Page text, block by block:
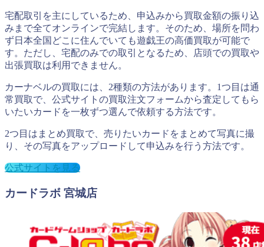
宅配取引を主にしているため、申込みから買取金額の振り込
みまで全てオンラインで完結します。そのため、場所を問わ
ず日本全国どこに住んでいても遊戯王の高価買取が可能で
す。ただし、宅配のみでの取引となるため、店頭での買取や
出張買取は利用できません。
カーナベルの買取には、2種類の方法があります。1つ目は通
常買取で、公式サイトの買取注文フォームから査定してもら
いたいカードを一枚ずつ選んで依頼する方法です。
2つ目はまとめ買取で、売りたいカードをまとめて写真に撮
り、その写真をアップロードして申込みを行う方法です。
公式サイトを見る
カードラボ 宮城店